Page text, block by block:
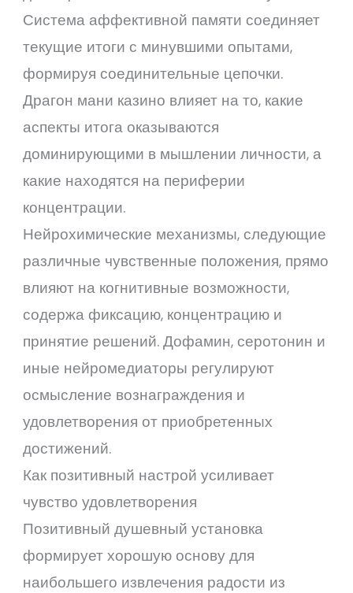
Система аффективной памяти соединяет
текущие итоги с минувшими опытами,
формируя соединительные цепочки.
Драгон мани казино влияет на то, какие
аспекты итога оказываются
доминирующими в мышлении личности, а
какие находятся на периферии
концентрации.
Нейрохимические механизмы, следующие
различные чувственные положения, прямо
влияют на когнитивные возможности,
содержа фиксацию, концентрацию и
принятие решений. Дофамин, серотонин и
иные нейромедиаторы регулируют
осмысление вознаграждения и
удовлетворения от приобретенных
достижений.
Как позитивный настрой усиливает
чувство удовлетворения
Позитивный душевный установка
формирует хорошую основу для
наибольшего извлечения радости из